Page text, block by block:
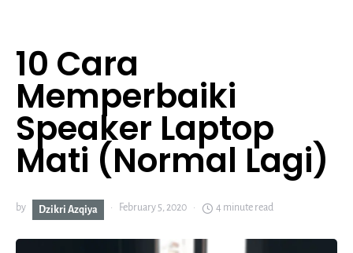
10 Cara
Memperbaiki
Speaker Laptop
Mati (Normal Lagi)
by Dzikri Azqiya February 5, 2020 4 minute read